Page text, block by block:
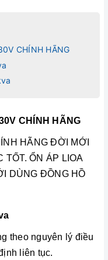
CHÍNH HÃNG
CHÍNH HÃNG
HÃNG ĐỜI MỚI
TỐT. ỔN ÁP LIOA
DÙNG ĐỒNG HỒ
theo nguyên lý điều
liên tục.